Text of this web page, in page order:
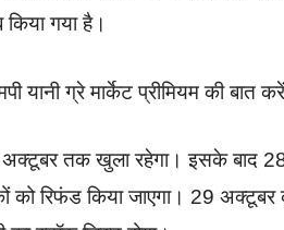
गया है।
यानी ग्रे मार्केट प्रीमियम की बात
तक खुला रहेगा। इसके बाद
को रिफंड किया जाएगा। 29